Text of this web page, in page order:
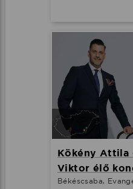
Kökény Attila
Viktor élő
Békéscsaba,